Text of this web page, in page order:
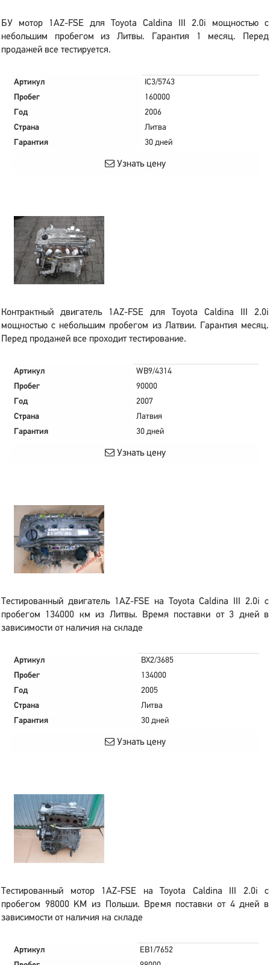
БУ мотор 1AZ-FSE для Toyota Caldina III 2.0i мощностью с
небольшим пробегом из Литвы. Гарантия 1 месяц. Перед
продажей все тестируется.
Артикул
IC3/5743
Пробег
160000
Год
2006
Страна
Литва
Гарантия
30 дней
Узнать цену
Контрактный двигатель 1AZ-FSE для Toyota Caldina III 2.0i
мощностью с небольшим пробегом из Латвии. Гарантия месяц.
Перед продажей все проходит тестирование.
Артикул
WB9/4314
Пробег
90000
Год
2007
Страна
Латвия
Гарантия
30 дней
Узнать цену
Тестированный двигатель 1AZ-FSE на Toyota Caldina III 2.0i с
пробегом 134000 км из Литвы. Время поставки от 3 дней в
зависимости от наличия на складе
Артикул
BX2/3685
Пробег
134000
Год
2005
Страна
Литва
Гарантия
30 дней
Узнать цену
Тестированный мотор 1AZ-FSE на Toyota Caldina III 2.0i с
пробегом 98000 KM из Польши. Время поставки от 4 дней в
зависимости от наличия на складе
Артикул
EB1/7652